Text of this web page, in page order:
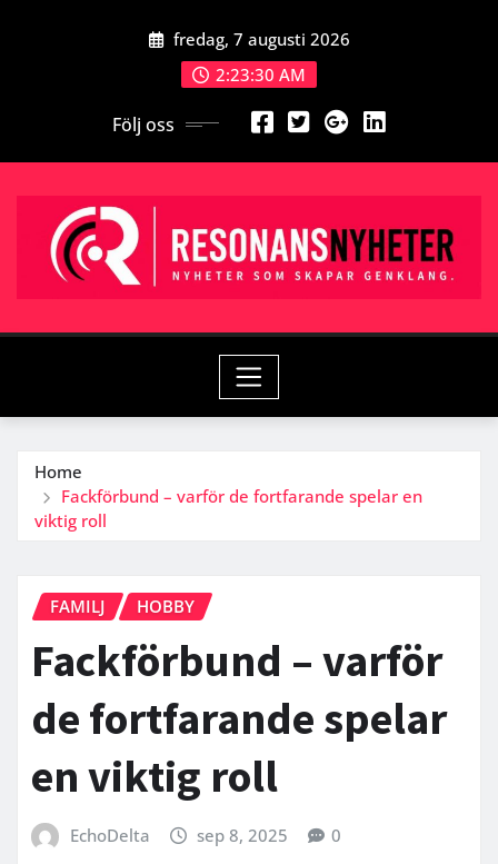
fredag, 7 augusti 2026
2:23:31 AM
Följ oss
Home
Fackförbund – varför de fortfarande spelar en
viktig roll
FAMILJ HOBBY
Fackförbund – varför
de fortfarande spelar
en viktig roll
EchoDelta sep 8, 2025 0